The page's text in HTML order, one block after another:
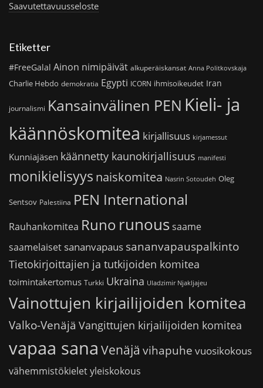
Saavutettavuusseloste
Etiketter
#FreeGalal Ainon nimipäivät alkuperäiskansat Anna Politkovskaja
Charlie Hebdo demokratia Egypti ICORN ihmisoikeudet Iran
journalismi Kansainvälinen PEN Kieli- ja
käännöskomitea kirjallisuus kirjamessut
Kunniajäsen käännetty kaunokirjallisuus manifesti
monikielisyys naiskomitea Nasrin Sotoudeh Oleg
Sentsov Palestiina PEN International
Rauhankomitea Runo runoussaame
saamelaiset sananvapaus sananvapauspalkinto
Tietokirjoittajien ja tutkijoiden komitea
toimintakertomus Turkki Ukraina Uladzimir Njakljajeu
Vainottujen kirjailijoiden komitea
Valko-Venäjä Vangittujen kirjailijoiden komitea
vapaa sana Venäjä vihapuhe vuosikokous
vähemmistökieletyleiskokous